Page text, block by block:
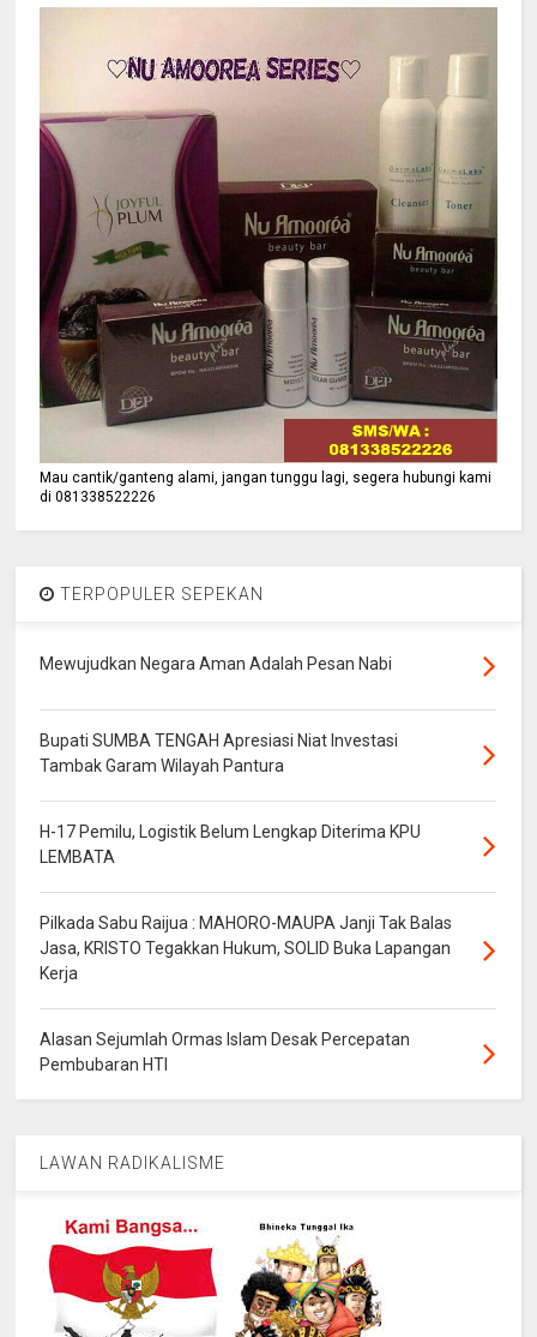
Mau cantik/ganteng alami, jangan tunggu lagi, segera hubungi kami
di 081338522226
TERPOPULER SEPEKAN
Mewujudkan Negara Aman Adalah Pesan Nabi
Bupati SUMBA TENGAH Apresiasi Niat Investasi
Tambak Garam Wilayah Pantura
H-17 Pemilu, Logistik Belum Lengkap Diterima KPU
LEMBATA
Pilkada Sabu Raijua : MAHORO-MAUPA Janji Tak Balas
Jasa, KRISTO Tegakkan Hukum, SOLID Buka Lapangan
Kerja
Alasan Sejumlah Ormas Islam Desak Percepatan
Pembubaran HTI
LAWAN RADIKALISME